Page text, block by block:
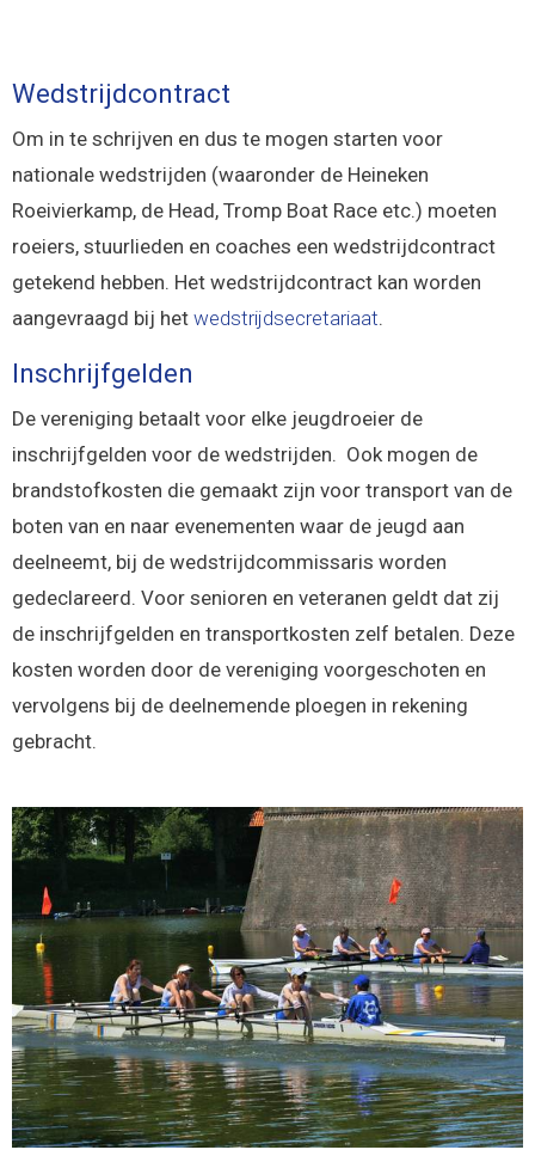
Wedstrijdcontract
Om in te schrijven en dus te mogen starten voor
nationale wedstrijden (waaronder de Heineken
Roeivierkamp, de Head, Tromp Boat Race etc.) moeten
roeiers, stuurlieden en coaches een wedstrijdcontract
getekend hebben. Het wedstrijdcontract kan worden
aangevraagd bij het wedstrijdsecretariaat.
Inschrijfgelden
De vereniging betaalt voor elke jeugdroeier de
inschrijfgelden voor de wedstrijden. Ook mogen de
brandstofkosten die gemaakt zijn voor transport van de
boten van en naar evenementen waar de jeugd aan
deelneemt, bij de wedstrijdcommissaris worden
gedeclareerd. Voor senioren en veteranen geldt dat zij
de inschrijfgelden en transportkosten zelf betalen. Deze
kosten worden door de vereniging voorgeschoten en
vervolgens bij de deelnemende ploegen in rekening
gebracht.